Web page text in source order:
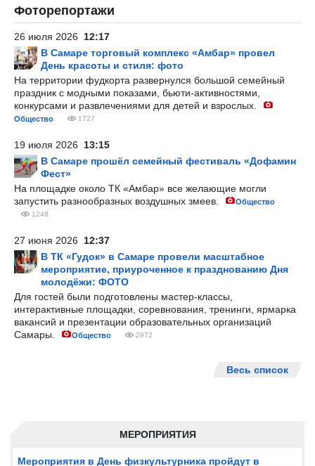
МЕРОПРИЯТИЯ
Мероприятия в День физкультурника пройдут в
Фоторепортажи
26 июля 2026 12:17
В Самаре торговый комплекс «Амбар» провел
День красоты и стиля: фото
На территории фудкорта развернулся большой семейный
праздник с модными показами, бьюти-активностями,
конкурсами и развлечениями для детей и взрослых.
Общество 1727
19 июля 2026 13:15
В Самаре прошёл семейный фестиваль «Дофамин
Фест»
На площадке около ТК «Амбар» все желающие могли
запустить разнообразных воздушных змеев.
Общество
1248
27 июня 2026 12:37
В ТК «Гудок» в Самаре провели масштабное
мероприятие, приуроченное к празднованию Дня
молодёжи: ФОТО
Для гостей были подготовлены мастер-классы,
интерактивные площадки, соревнования, тренинги, ярмарка
вакансий и презентации образовательных организаций
Самары.
Общество 2972
Весь список